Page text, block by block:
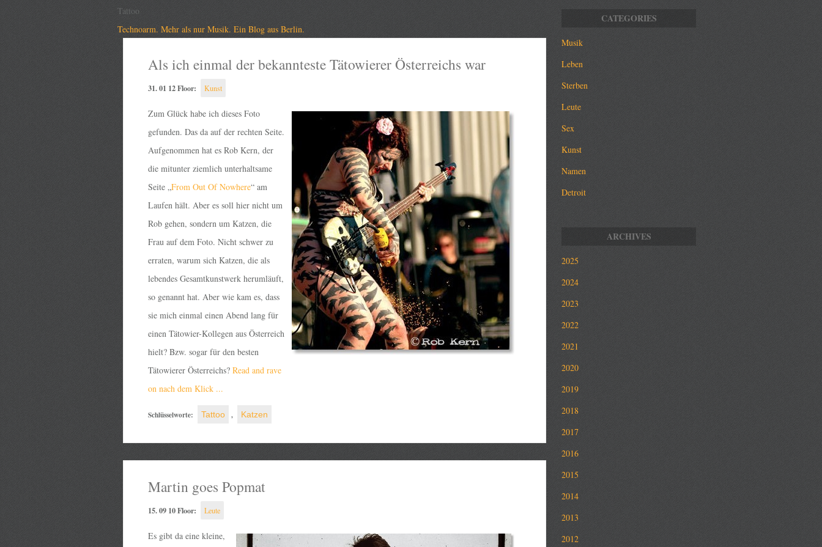
Tattoo
Technoarm. Mehr als nur Musik. Ein Blog aus Berlin.
Als ich einmal der bekannteste Tätowierer Österreichs war
31. 01 12 Floor: Kunst
Zum Glück habe ich dieses Foto
gefunden. Das da auf der rechten Seite.
Aufgenommen hat es Rob Kern, der
die mitunter ziemlich unterhaltsame
Seite „From Out Of Nowhere“ am
Laufen hält. Aber es soll hier nicht um
Rob gehen, sondern um Katzen, die
Frau auf dem Foto. Nicht schwer zu
erraten, warum sich Katzen, die als
lebendes Gesamtkunstwerk herumläuft,
so genannt hat. Aber wie kam es, dass
sie mich einmal einen Abend lang für
einen Tätowier-Kollegen aus Österreich
hielt? Bzw. sogar für den besten
Tätowierer Österreichs? Read and rave
on nach dem Klick ...
Schlüsselworte: Tattoo , Katzen
Martin goes Popmat
15. 09 10 Floor: Leute
Es gibt da eine kleine,
Musik
Leben
Sterben
Leute
Sex
Kunst
Namen
Detroit
2025
2024
2023
2022
2021
2020
2019
2018
2017
2016
2015
2014
2013
2012